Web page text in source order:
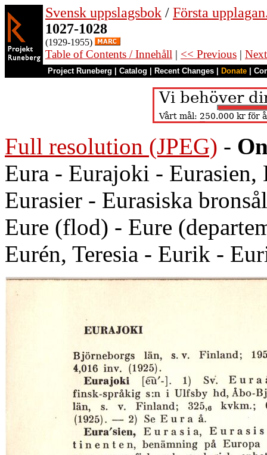
Svensk uppslagsbok / Första
1027-1028
(1929-1955)
Table of Contents / Innehåll | << Previous |
Project Runeberg Catalog Recent Changes Donate
Full resolution (JPEG) -
Eura - Eurajoki - Eurasien,
Eurasier - Eurasiska
Eure (flod) - Eure
Eurén, Teresia - Eurik -